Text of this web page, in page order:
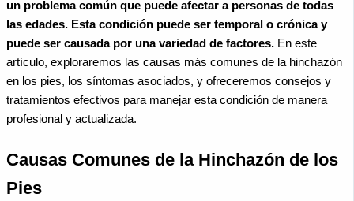
un problema común que puede afectar a personas de todas
las edades. Esta condición puede ser temporal o crónica y
puede ser causada por una variedad de factores. En este
artículo, exploraremos las causas más comunes de la hinchazón
en los pies, los síntomas asociados, y ofreceremos consejos y
tratamientos efectivos para manejar esta condición de manera
profesional y actualizada.
Causas Comunes de la Hinchazón de los
Pies